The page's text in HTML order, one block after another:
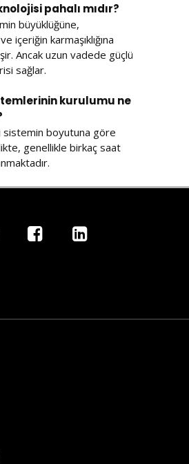
pahalı mıdır?
büyüklüğüne,
içeriğin karmaşıklığına
Ancak uzun vadede güçlü
sağlar.
kurulumu ne
sistemin boyutuna göre
genellikle birkaç saat